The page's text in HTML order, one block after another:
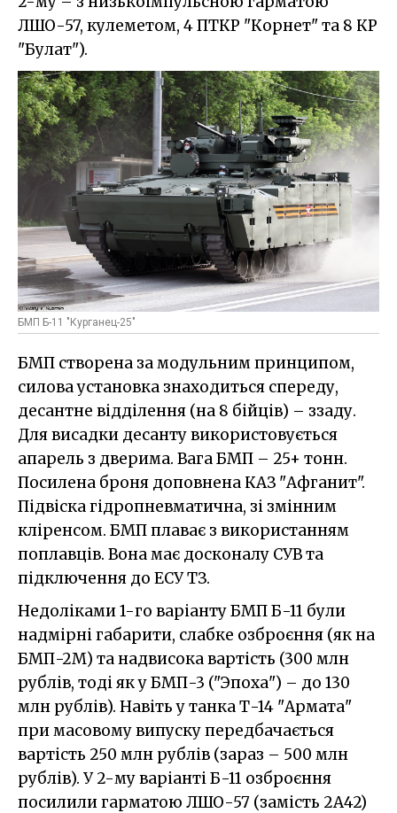
ЛШО-57, кулеметом, 4 ПТКР "Корнет" та 8 КР
"Булат").
БМП Б-11 "Курганец-25"
БМП створена за модульним принципом,
силова установка знаходиться спереду,
десантне відділення (на 8 бійців) – ззаду.
Для висадки десанту використовується
апарель з дверима. Вага БМП – 25+ тонн.
Посилена броня доповнена КАЗ "Афганит".
Підвіска гідропневматична, зі змінним
кліренсом. БМП плаває з використанням
поплавців. Вона має досконалу СУВ та
підключення до ЕСУ ТЗ.
Недоліками 1-го варіанту БМП Б-11 були
надмірні габарити, слабке озброєння (як на
БМП-2М) та надвисока вартість (300 млн
рублів, тоді як у БМП-3 ("Эпоха") – до 130
млн рублів). Навіть у танка Т-14 "Армата"
при масовому випуску передбачається
вартість 250 млн рублів (зараз – 500 млн
рублів). У 2-му варіанті Б-11 озброєння
посилили гарматою ЛШО-57 (замість 2А42)